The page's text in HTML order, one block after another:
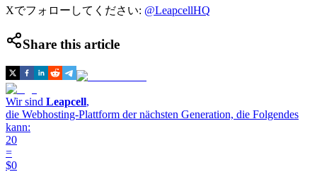
Xでフォローしてください: @LeapcellHQ
Share this article
Wir sind Leapcell,
die Webhosting-Plattform der nächsten Generation, die Folgendes
kann:
20
=
$0